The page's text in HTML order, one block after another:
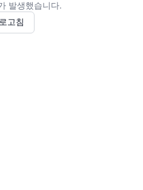
발생했습니다.
고침